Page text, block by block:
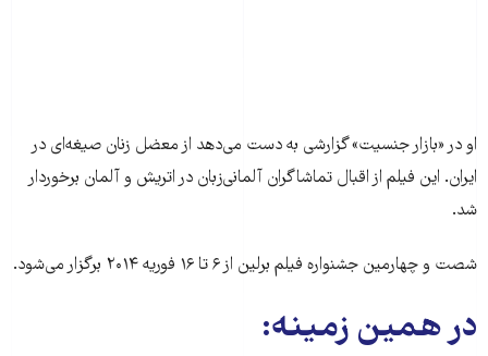
او در «بازار جنسیت» گزارشی به دست می‌دهد از معضل زنان صیغه‌ای در
ایران. این فیلم از اقبال تماشاگران آلمانی‌زبان در اتریش و آلمان برخوردار
شد.
شصت و چهارمین جشنواره فیلم برلین از ۶ تا ۱۶ فوریه ۲۰۱۴ برگزار می‌شود.
در همین زمینه: